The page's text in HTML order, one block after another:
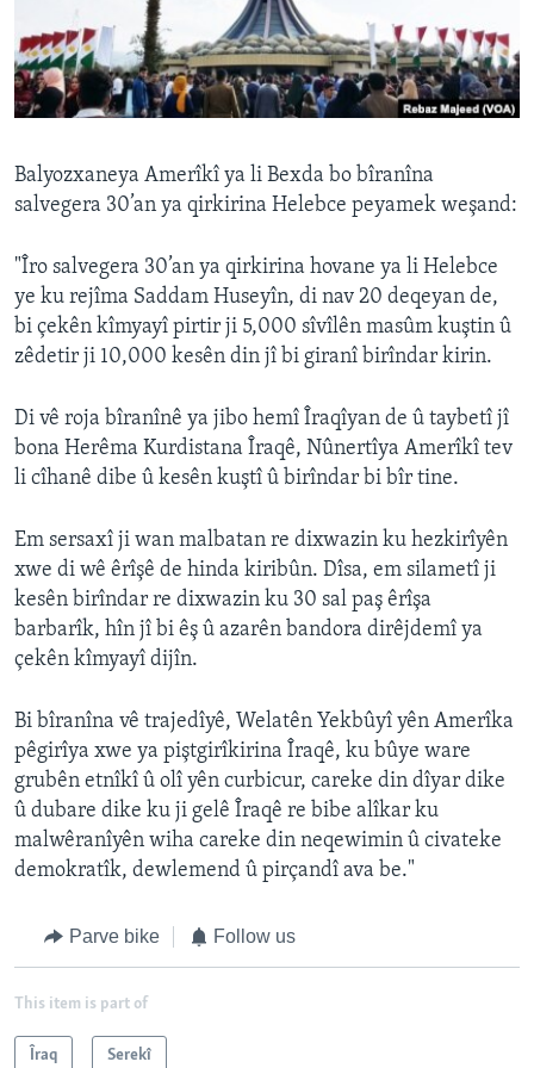
ÇAND Û HUNER
SERNIVÎS
SORANÎ
Learning English
Zimanên Din
Balyozxaneya Amerîkî ya li Bexda bo bîranîna
salvegera 30’an ya qirkirina Helebce peyamek weşand:
"Îro salvegera 30’an ya qirkirina hovane ya li Helebce
ye ku rejîma Saddam Huseyîn, di nav 20 deqeyan de,
bi çekên kîmyayî pirtir ji 5,000 sîvîlên masûm kuştin û
zêdetir ji 10,000 kesên din jî bi giranî birîndar kirin.
Di vê roja bîranînê ya jibo hemî Îraqîyan de û taybetî jî
bona Herêma Kurdistana Îraqê, Nûnertîya Amerîkî tev
li cîhanê dibe û kesên kuştî û birîndar bi bîr tine.
Em sersaxî ji wan malbatan re dixwazin ku hezkirîyên
xwe di wê êrîşê de hinda kiribûn. Dîsa, em silametî ji
kesên birîndar re dixwazin ku 30 sal paş êrîşa
barbarîk, hîn jî bi êş û azarên bandora dirêjdemî ya
çekên kîmyayî dijîn.
Bi bîranîna vê trajedîyê, Welatên Yekbûyî yên Amerîka
pêgirîya xwe ya piştgirîkirina Îraqê, ku bûye ware
grubên etnîkî û olî yên curbicur, careke din dîyar dike
û dubare dike ku ji gelê Îraqê re bibe alîkar ku
malwêranîyên wiha careke din neqewimin û civateke
demokratîk, dewlemend û pirçandî ava be."
Parve bike Follow us
This item is part of
Îraq Serekî